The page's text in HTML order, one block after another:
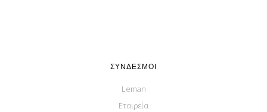
ΣΎΝΔΕΣΜΟΙ
Leman
Εταιρεία